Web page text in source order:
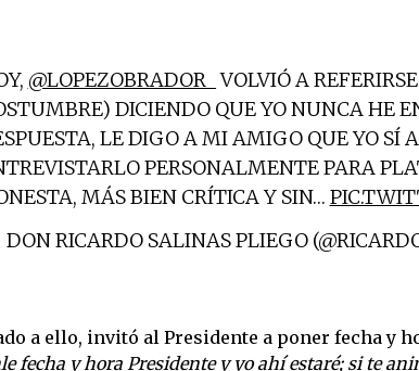
@LOPEZOBRADOR_ VOLVIÓ A
DICIENDO QUE YO NUNCA HE
LE DIGO A MI AMIGO QUE YO SÍ
PERSONALMENTE PARA
MÁS BIEN CRÍTICA Y SIN…
RICARDO SALINAS PLIEGO
a ello, invitó al Presidente a poner fecha y
fecha y hora Presidente y yo ahí estaré; si te